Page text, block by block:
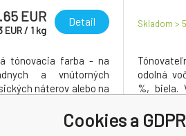
EUR
EUR/ 1 kg
Detail
tónovacia farba - na
a vnútorných
náterov alebo na
Skladom > 5
odolná
%, biela.
užitných
Cookies a GDPR